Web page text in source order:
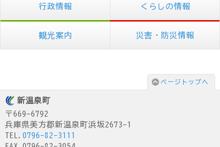
行政情報 くらしの情報
観光案内 災害・防災情報
ページトップへ
新温泉町
〒669-6792
兵庫県美方郡新温泉町浜坂2673-1
TEL. 0796-82-3111